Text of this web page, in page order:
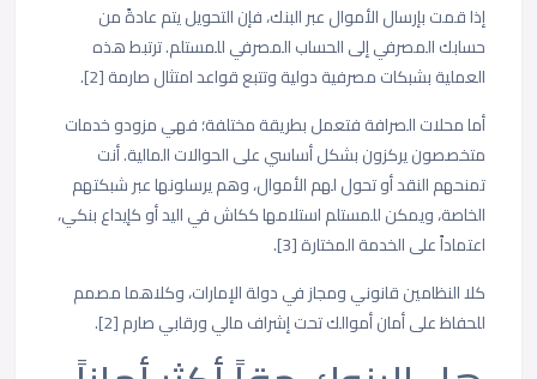
إذا قمت بإرسال الأموال عبر البنك، فإن التحويل يتم عادةً من
حسابك المصرفي إلى الحساب المصرفي للمستلم. ترتبط هذه
العملية بشبكات مصرفية دولية وتتبع قواعد امتثال صارمة [2].
أما محلات الصرافة فتعمل بطريقة مختلفة؛ فهي مزودو خدمات
متخصصون يركزون بشكل أساسي على الحوالات المالية. أنت
تمنحهم النقد أو تحول لهم الأموال، وهم يرسلونها عبر شبكتهم
الخاصة، ويمكن للمستلم استلامها ككاش في اليد أو كإيداع بنكي،
اعتماداً على الخدمة المختارة [3].
كلا النظامين قانوني ومجاز في دولة الإمارات، وكلاهما مصمم
للحفاظ على أمان أموالك تحت إشراف مالي ورقابي صارم [2].